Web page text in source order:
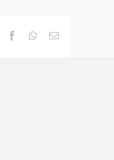
FacebookWhatsapp
Email